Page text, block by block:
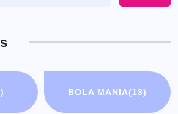
BOLA MANIA(13)